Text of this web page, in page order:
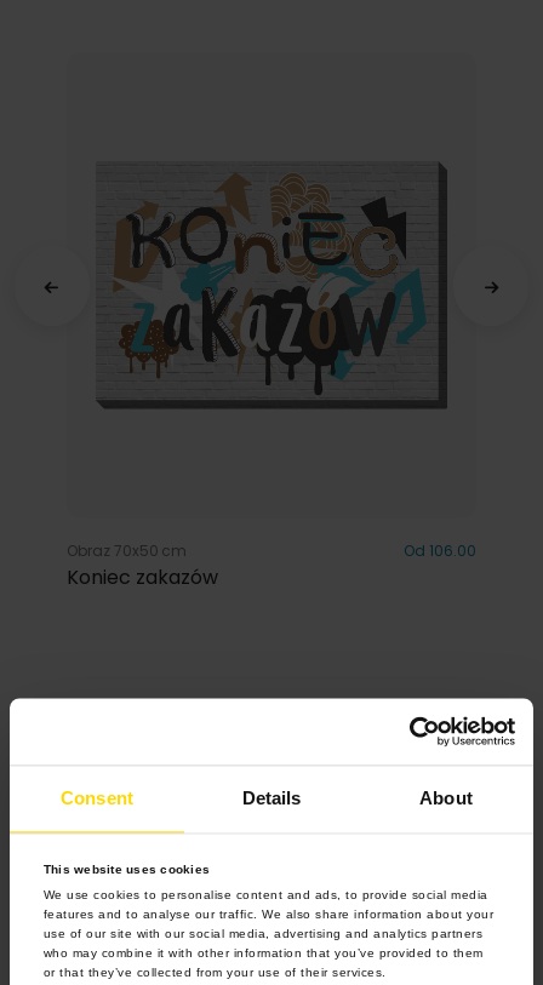
Consent Details About
This website uses cookies
We use cookies to personalise content and ads, to provide social media
features and to analyse our traffic. We also share information about your
use of our site with our social media, advertising and analytics partners
who may combine it with other information that you’ve provided to them
or that they’ve collected from your use of their services.
Obraz 70x50 cm Od 106.00
Koniec zakazów
Inspiracje